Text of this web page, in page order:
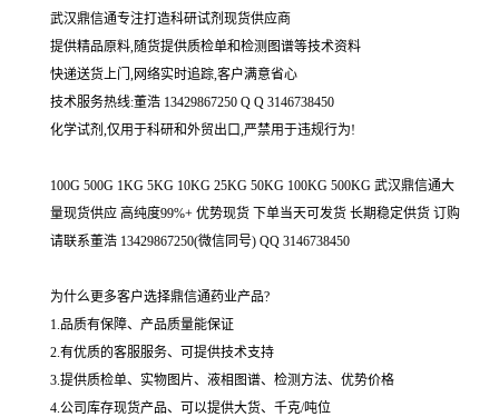
武汉鼎信通专注打造科研试剂现货供应商
提供精品原料,随货提供质检单和检测图谱等技术资料
快递送货上门,网络实时追踪,客户满意省心
技术服务热线:董浩 13429867250 Q Q 3146738450
化学试剂,仅用于科研和外贸出口,严禁用于违规行为!
100G 500G 1KG 5KG 10KG 25KG 50KG 100KG 500KG 武汉鼎信通大
量现货供应 高纯度99%+ 优势现货 下单当天可发货 长期稳定供货 订购
请联系董浩 13429867250(微信同号) QQ 3146738450
为什么更多客户选择鼎信通药业产品?
1.品质有保障、产品质量能保证
2.有优质的客服服务、可提供技术支持
3.提供质检单、实物图片、液相图谱、检测方法、优势价格
4.公司库存现货产品、可以提供大货、千克/吨位